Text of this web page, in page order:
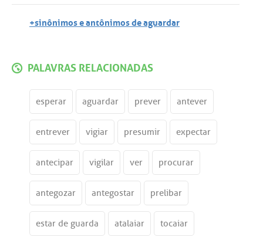
+sinônimos e antônimos de aguardar
PALAVRAS RELACIONADAS
esperar aguardar prever antever
entrever vigiar presumir expectar
antecipar vigilar ver procurar
antegozar antegostar prelibar
estar de guarda atalaiar tocaiar